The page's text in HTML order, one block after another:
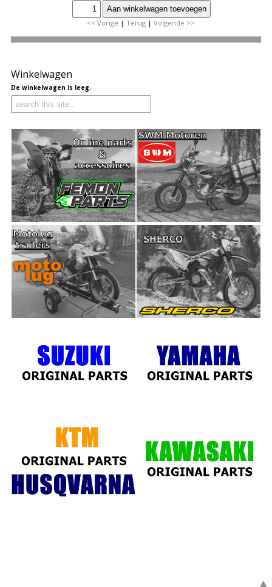
<< Vorige |Terug |Volgende >>
Winkelwagen
De winkelwagen is leeg.